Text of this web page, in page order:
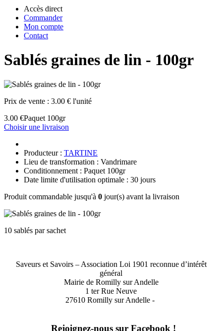
Accès direct
Commander
Mon compte
Contact
Sablés graines de lin - 100gr
Prix de vente : 3.00 € l'unité
3.00 €Paquet 100gr
Choisir une livraison
Producteur : TARTINE
Lieu de transformation : Vandrimare
Conditionnement : Paquet 100gr
Date limite d'utilisation optimale : 30 jours
Produit commandable jusqu'à 0 jour(s) avant la livraison
10 sablés par sachet
Saveurs et Savoirs – Association Loi 1901 reconnue d’intérêt
général
Mairie de Romilly sur Andelle
1 ter Rue Neuve
27610 Romilly sur Andelle -
Rejoignez-nous sur Facebook !